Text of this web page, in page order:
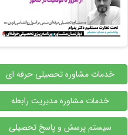
خدمات مشاوره تحصیلی حرفه ای
خدمات مشاوره مدیریت رابطه
سیستم پرسش و پاسخ تحصیلی